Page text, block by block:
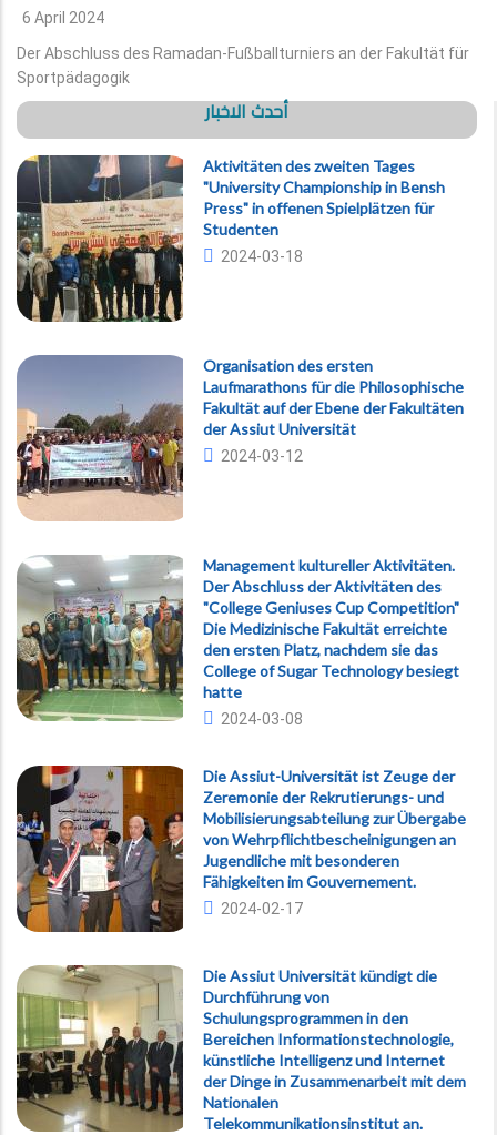
6 April 2024
Der Abschluss des Ramadan-Fußballturniers an der Fakultät für
Sportpädagogik
أحدث الاخبار
Aktivitäten des zweiten Tages
"University Championship in Bensh
Press" in offenen Spielplätzen für
Studenten
2024-03-18
Organisation des ersten
Laufmarathons für die Philosophische
Fakultät auf der Ebene der Fakultäten
der Assiut Universität
2024-03-12
Management kultureller Aktivitäten.
Der Abschluss der Aktivitäten des
"College Geniuses Cup Competition"
Die Medizinische Fakultät erreichte
den ersten Platz, nachdem sie das
College of Sugar Technology besiegt
hatte
2024-03-08
Die Assiut-Universität ist Zeuge der
Zeremonie der Rekrutierungs- und
Mobilisierungsabteilung zur Übergabe
von Wehrpflichtbescheinigungen an
Jugendliche mit besonderen
Fähigkeiten im Gouvernement.
2024-02-17
Die Assiut Universität kündigt die
Durchführung von
Schulungsprogrammen in den
Bereichen Informationstechnologie,
künstliche Intelligenz und Internet
der Dinge in Zusammenarbeit mit dem
Nationalen
Telekommunikationsinstitut an.